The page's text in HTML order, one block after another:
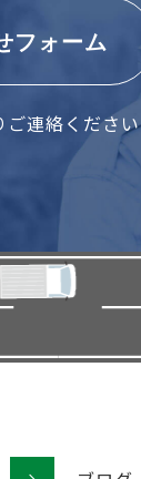
フォーム
ご連絡ください